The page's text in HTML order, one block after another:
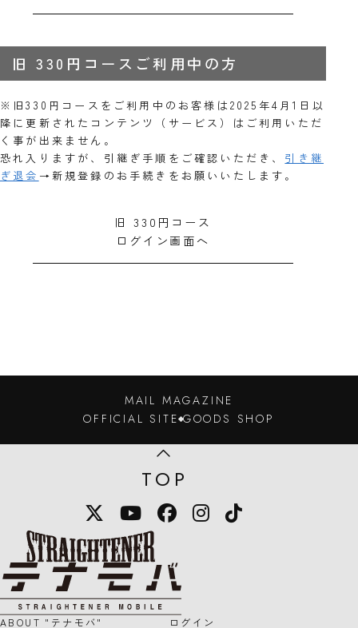
旧 330円コースご利用中の方
※旧330円コースをご利用中のお客様は2025年4月1日以
降に更新されたコンテンツ（サービス）はご利用いただ
く事が出来ません。
恐れ入りますが、引継ぎ手順をご確認いただき、 引き継
ぎ退会 →新規登録のお手続きをお願いいたします。
旧 330円コース
ログイン画面へ
MAIL MAGAZINE
OFFICIAL SITE GOODS SHOP
TOP
X
YouTube
Facebook
Instagram
TikTok
STRAIGHTENER テナモバのロゴマー
ABOUT "テナモバ" ログイン